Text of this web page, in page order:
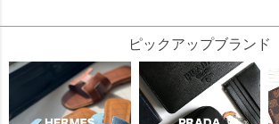
ピックアップブランド